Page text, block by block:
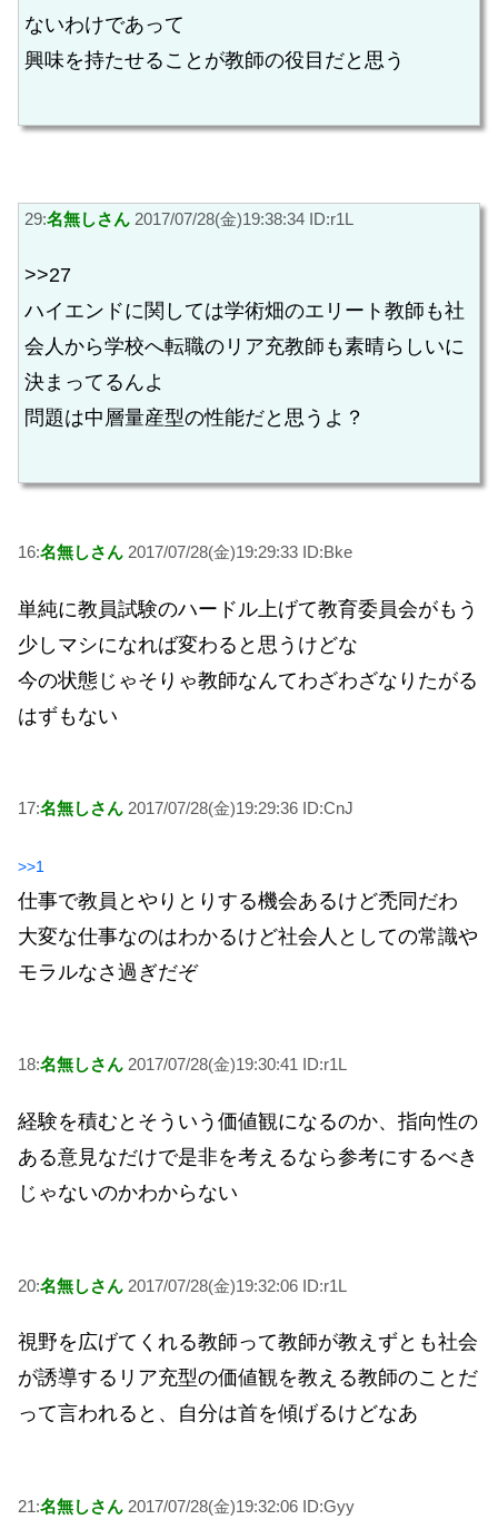
ないわけであって
興味を持たせることが教師の役目だと思う
29:名無しさん 2017/07/28(金)19:38:34 ID:r1L
>>27
ハイエンドに関しては学術畑のエリート教師も社
会人から学校へ転職のリア充教師も素晴らしいに
決まってるんよ
問題は中層量産型の性能だと思うよ？
16:名無しさん 2017/07/28(金)19:29:33 ID:Bke
単純に教員試験のハードル上げて教育委員会がもう
少しマシになれば変わると思うけどな
今の状態じゃそりゃ教師なんてわざわざなりたがる
はずもない
17:名無しさん 2017/07/28(金)19:29:36 ID:CnJ
>>1
仕事で教員とやりとりする機会あるけど禿同だわ
大変な仕事なのはわかるけど社会人としての常識や
モラルなさ過ぎだぞ
18:名無しさん 2017/07/28(金)19:30:41 ID:r1L
経験を積むとそういう価値観になるのか、指向性の
ある意見なだけで是非を考えるなら参考にするべき
じゃないのかわからない
20:名無しさん 2017/07/28(金)19:32:06 ID:r1L
視野を広げてくれる教師って教師が教えずとも社会
が誘導するリア充型の価値観を教える教師のことだ
って言われると、自分は首を傾げるけどなあ
21:名無しさん 2017/07/28(金)19:32:06 ID:Gyy